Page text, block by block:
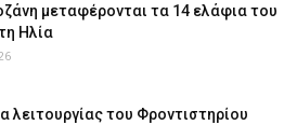
μεταφέρονται τα 14 ελάφια του
Ηλία
λειτουργίας του Φροντιστηρίου